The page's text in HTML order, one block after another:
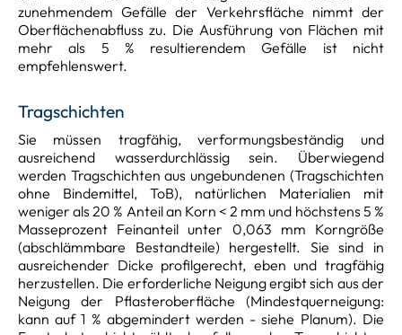
zunehmendem Gefälle der Verkehrsfläche nimmt der
Oberflächenabfluss zu. Die Ausführung von Flächen mit
mehr als 5 % resultierendem Gefälle ist nicht
empfehlenswert.
Tragschichten
Sie müssen tragfähig, verformungsbeständig und
ausreichend wasserdurchlässig sein. Überwiegend
werden Tragschichten aus ungebundenen (Tragschichten
ohne Bindemittel, ToB), natürlichen Materialien mit
weniger als 20 % Anteil an Korn < 2 mm und höchstens 5 %
Masseprozent Feinanteil unter 0,063 mm Korngröße
(abschlämmbare Bestandteile) hergestellt. Sie sind in
ausreichender Dicke profilgerecht, eben und tragfähig
herzustellen. Die erforderliche Neigung ergibt sich aus der
Neigung der Pflasteroberfläche (Mindestquerneigung:
kann auf 1 % abgemindert werden - siehe Planum). Die